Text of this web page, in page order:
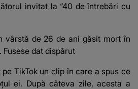
invitat la “40 de întrebări cu
vârstă de 26 de ani găsit mort în
Fusese dat dispărut
TikTok un clip în care a spus ce
ei. După câteva zile, acesta a